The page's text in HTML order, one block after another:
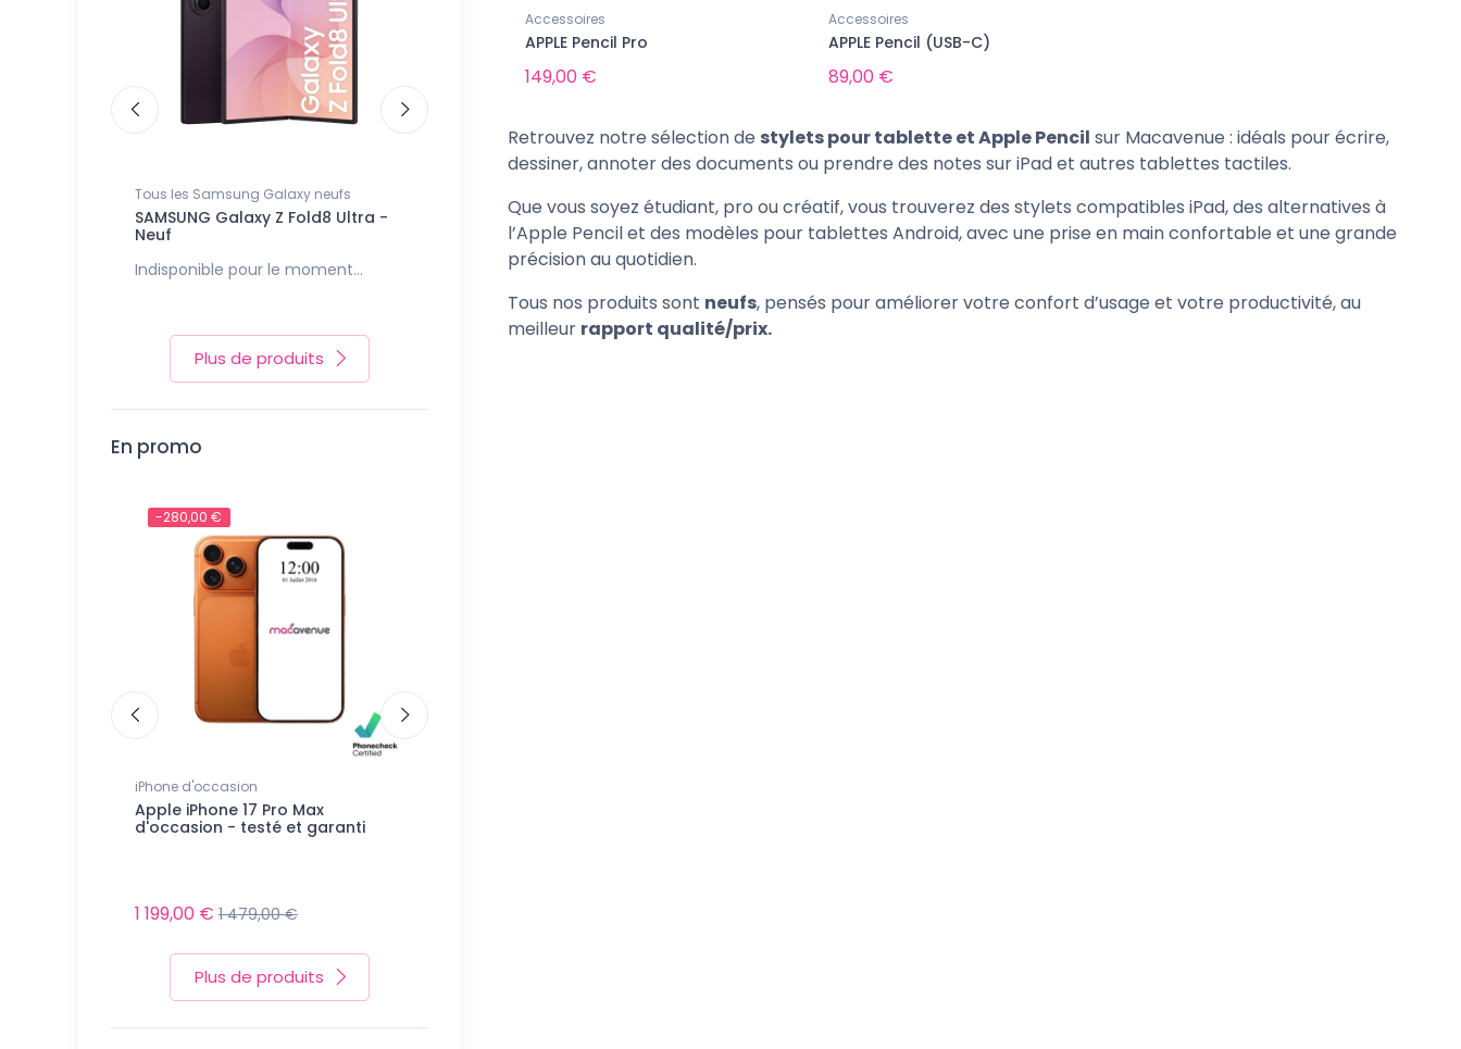
Tous les Samsung Galaxy neufs
SAMSUNG Galaxy Z Fold8 Ultra -
Neuf
Indisponible pour le moment...
SAMSUNG Galaxy Z Fold8 - Neuf
Indisponible pour le moment...
SAMSUNG Galaxy Z Flip8 - Neuf
Riviera Bikini | Coque de
téléphone 3D 2en1 Ultra-
24,90 €
Dolce Pesca | Coque
téléphone 3D 2en1
24,90 €
Plus de produits
En promo
-280,00 €
iPhone d'occasion
Apple iPhone 17 Pro Max
d'occasion - testé et garanti
1 199,00 € 1 479,00 €
Plus de produits
Retrouvez notre sélection de stylets pour tablette et Apple Pencil sur Macavenue : idéals pour écrire,
dessiner, annoter des documents ou prendre des notes sur iPad et autres tablettes tactiles.
Que vous soyez étudiant, pro ou créatif, vous trouverez des stylets compatibles iPad, des alternatives à
l’Apple Pencil et des modèles pour tablettes Android, avec une prise en main confortable et une grande
précision au quotidien.
Tous nos produits sont neufs, pensés pour améliorer votre confort d’usage et votre productivité, au
meilleur rapport qualité/prix.
Accessoires
APPLE Pencil Pro
149,00 €
Accessoires
APPLE Pencil (USB-C)
89,00 €